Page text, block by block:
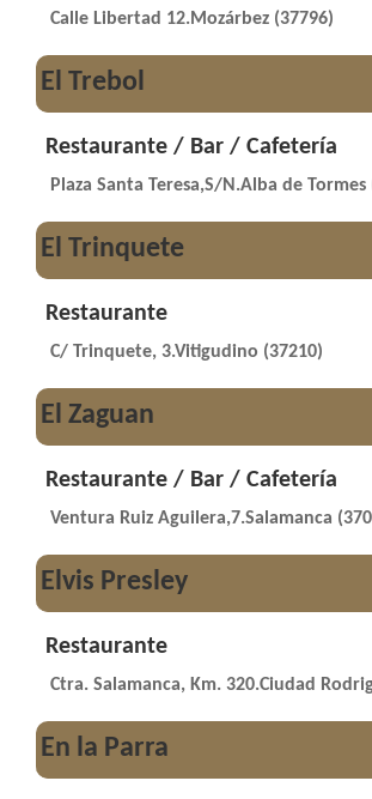
Calle Libertad 12.Mozárbez (37796)
El Trebol
Restaurante / Bar / Cafetería
Plaza Santa Teresa,S/N.Alba de Tormes
El Trinquete
Restaurante
C/ Trinquete, 3.Vitigudino (37210)
El Zaguan
Restaurante / Bar / Cafetería
Ventura Ruiz Aguilera,7.Salamanca
Elvis Presley
Restaurante
Ctra. Salamanca, Km. 320.Ciudad
En la Parra